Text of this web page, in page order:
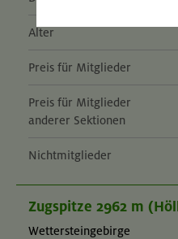
Alter
Preis für Mitglieder
Preis für Mitglieder
anderer Sektionen
Nichtmitglieder
Zugspitze 2962 m
Wettersteingebirge